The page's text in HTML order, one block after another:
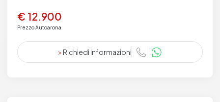
€ 12.900
Prezzo Autoarona
> Richiedi informazioni